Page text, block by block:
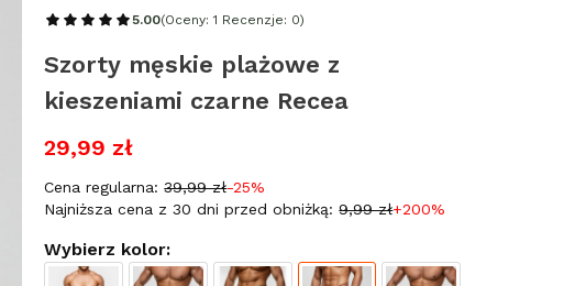
5.00(Oceny: 1 Recenzje: 0)
Szorty męskie plażowe z
kieszeniami czarne Recea
29,99 zł
Cena regularna: 39,99 zł-25%
Najniższa cena z 30 dni przed obniżką: 9,99 zł+200%
Wybierz kolor: